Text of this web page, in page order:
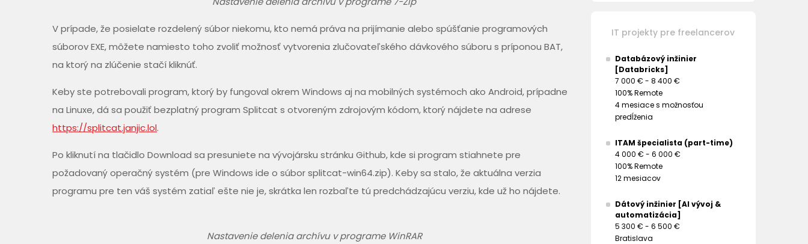
V prípade, že posielate rozdelený súbor niekomu, kto nemá práva na prijímanie alebo spúšťanie programových
súborov EXE, môžete namiesto toho zvoliť možnosť vytvorenia zlučovateľského dávkového súboru s príponou BAT,
na ktorý na zlúčenie stačí kliknúť.
Keby ste potrebovali program, ktorý by fungoval okrem Windows aj na mobilných systémoch ako Android, prípadne
na Linuxe, dá sa použiť bezplatný program Splitcat s otvoreným zdrojovým kódom, ktorý nájdete na adrese
https://splitcat.janjic.lol.
Po kliknutí na tlačidlo Download sa presuniete na vývojársku stránku Github, kde si program stiahnete pre
požadovaný operačný systém (pre Windows ide o súbor splitcat-win64.zip). Keby sa stalo, že aktuálna verzia
programu pre ten váš systém zatiaľ ešte nie je, skrátka len rozbaľte tú predchádzajúcu verziu, kde už ho nájdete.
Nastavenie delenia archívu v programe WinRAR
IT projekty pre freelancerov
Databázový inžinier
[Databricks]
7 000 € - 8 400 €
100% Remote
4 mesiace s možnosťou
predĺženia
ITAM špecialista (part-time)
4 000 € - 6 000 €
100% Remote
12 mesiacov
Dátový inžinier [AI vývoj &
automatizácia]
5 300 € - 6 500 €
Bratislava